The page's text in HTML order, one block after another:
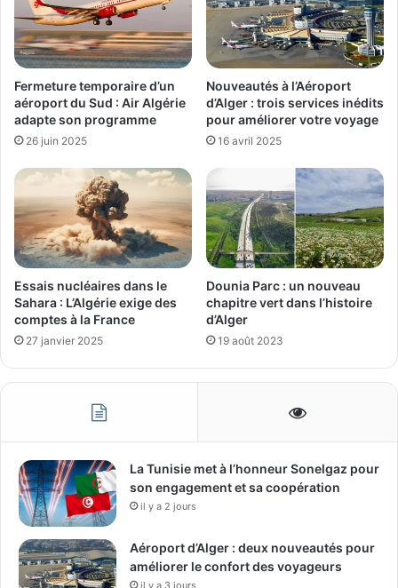
Fermeture temporaire d’un
aéroport du Sud : Air Algérie
adapte son programme
26 juin 2025
Nouveautés à l’Aéroport
d’Alger : trois services inédits
pour améliorer votre voyage
16 avril 2025
Essais nucléaires dans le
Sahara : L’Algérie exige des
comptes à la France
27 janvier 2025
Dounia Parc : un nouveau
chapitre vert dans l’histoire
d’Alger
19 août 2023
La Tunisie met à l’honneur Sonelgaz pour
son engagement et sa coopération
il y a 2 jours
Aéroport d’Alger : deux nouveautés pour
améliorer le confort des voyageurs
il y a 3 jours